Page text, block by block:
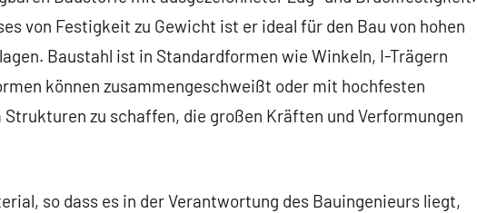
von Festigkeit zu Gewicht ist er ideal für den Bau von hohen
Baustahl ist in Standardformen wie Winkeln, I-Trägern
können zusammengeschweißt oder mit hochfesten
zu schaffen, die großen Kräften und Verformungen
so dass es in der Verantwortung des Bauingenieurs liegt,